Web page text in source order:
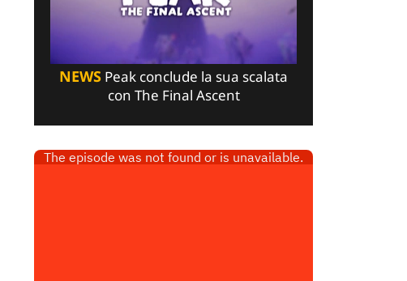
NEWS Peak conclude la sua scalata
con The Final Ascent